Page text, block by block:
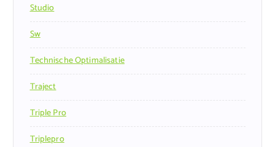
Studio
Sw
Technische Optimalisatie
Traject
Triple Pro
Triplepro